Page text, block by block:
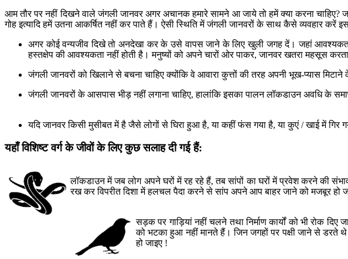
आम तौर पर नहीं दिखने वाले जंगली जानवर अगर अचानक हमारे सामने आ जाये तो हमें क्या करना चाहिए?
गोह इत्यादि हमें उतना आकर्षित नहीं कर पाते हैं। ऐसी स्थिति मेंजंगली जानवरों के साथ कैसे व्यवहार करें
अगर कोई वन्यजीव दिखे तो अनदेखा कर के उसे वापस जाने के लिए खुली जगह दें। जहां
हस्तक्षेप की आवश्यकता नहीं होती है। मनुष्यों को अपने चारों ओर पाकर, जानवर खतरा महसूस
जंगली जानवरों को खिलाने से बचना चाहिए क्योंकि वे आवारा कुत्तों की तरह अपनी भूख-प्यास मिटाने
जंगली जानवरों के आसपास भीड़ नहीं लगाना चाहिए, हालांकि इसका पालन लॉकडाउन अवधि के
यदि जानवर किसी मुसीबत में है जैसे लोगों से घिरा हुआ है, या कहीं फंस गया है, या कुएं / खाई में
यहाँ विशिष्ट वर्ग के जीवों के लिए कुछ सलाह दी गई हैं:
लॉकडाउन में जब लोग अपने घरों में रह रहे हैं, तब सांपों का घरों में प्रवेश करने की
रख कर विपरीत दिशा में हलचल पैदा करने से सांप अपने आप बाहर जाने को मजबूर
सड़क पर गाड़ियां नहीं चलने तथा निर्माण कार्यों को भी रोक
को भटका हुआ नहीं मानते हैं। जिन जगहों पर पक्षी जाने से
हो जाइए !